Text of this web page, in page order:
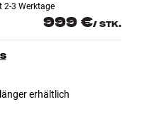
2-3 Werktage
999 €/ STK.
erhältlich